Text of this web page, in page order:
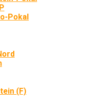
Pokal
(F)